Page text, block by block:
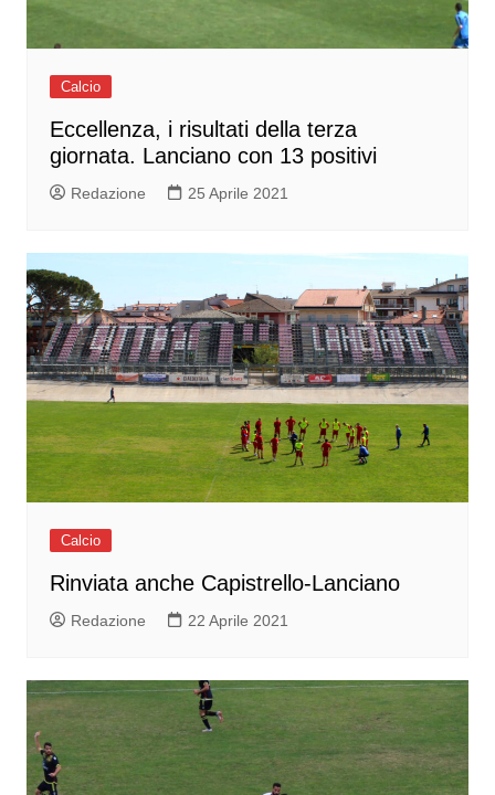
Calcio
Eccellenza, i risultati della terza
giornata. Lanciano con 13 positivi
Redazione 25 Aprile 2021
Calcio
Rinviata anche Capistrello-Lanciano
Redazione 22 Aprile 2021